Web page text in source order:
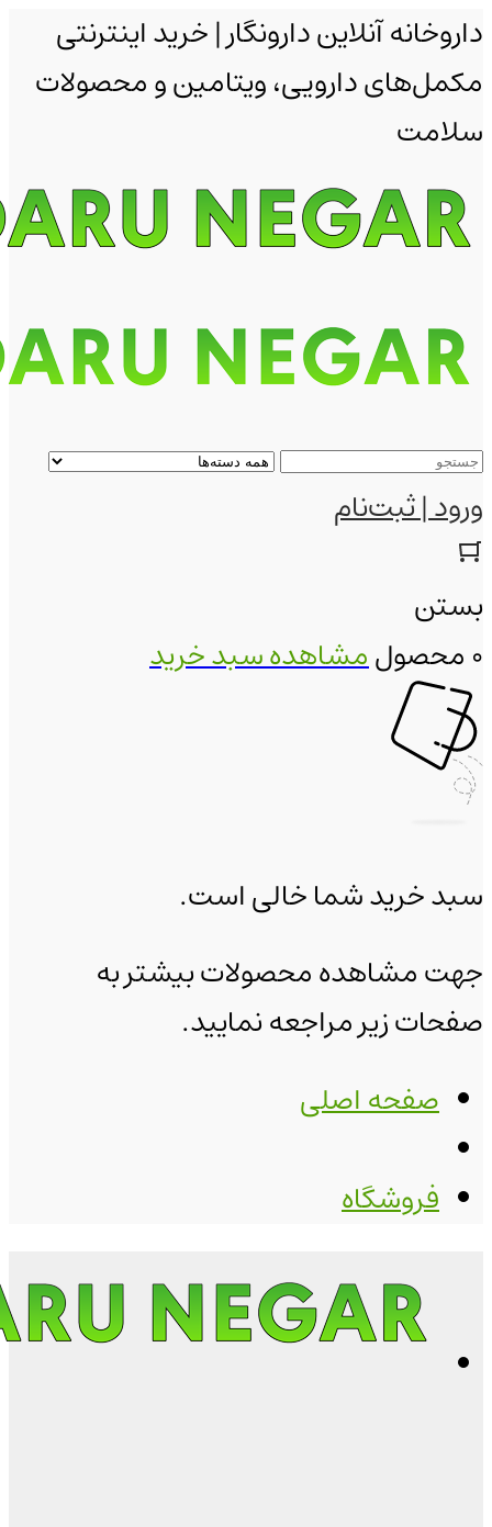
داروخانه آنلاین دارونگار | خرید اینترنتی
مکمل‌های دارویی، ویتامین و محصولات
سلامت
ورود | ثبت‌نام
بستن
0 محصول
مشاهده سبد خرید
سبد خرید شما خالی است.
جهت مشاهده محصولات بیشتر به
صفحات زیر مراجعه نمایید.
صفحه اصلی
فروشگاه